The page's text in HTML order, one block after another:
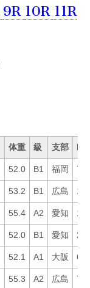
9R 10R 11R
体重 級 支部 Mo
52.0 B1 福岡 72
53.2 B1 広島 19
55.4 A2 愛知 17
52.0 B1 愛知 29
52.1 A1 大阪 68
55.3 A2 広島 71